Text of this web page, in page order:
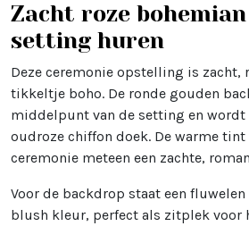
Zacht roze
setting huren
Deze ceremonie opstelling is zacht,
tikkeltje boho. De ronde gouden
middelpunt van de setting en wordt
oudroze chiffon doek. De warme
ceremonie meteen een zachte,
Voor de backdrop staat een
blush kleur, perfect als zitplek voor